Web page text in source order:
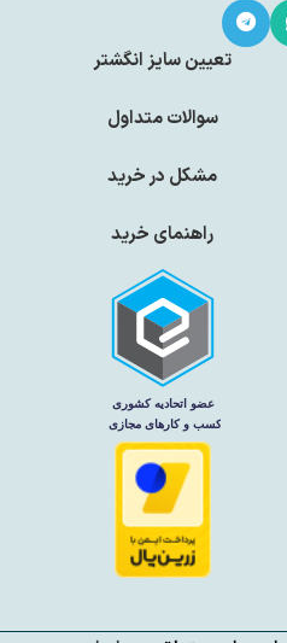
تعیین سایز انگشتر
سوالات متداول
مشکل در خرید
راهنمای خرید